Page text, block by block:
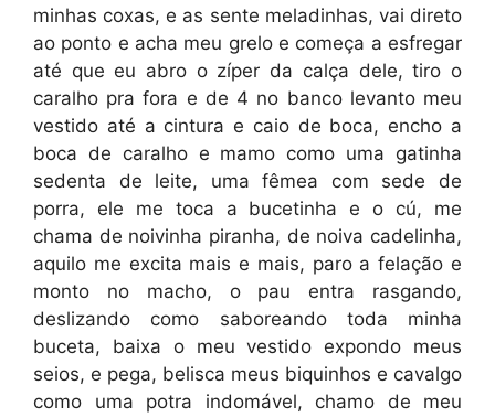
minhas coxas, e as sente meladinhas, vai direto
ao ponto e acha meu grelo e começa a esfregar
até que eu abro o zíper da calça dele, tiro o
caralho pra fora e de 4 no banco levanto meu
vestido até a cintura e caio de boca, encho a
boca de caralho e mamo como uma gatinha
sedenta de leite, uma fêmea com sede de
porra, ele me toca a bucetinha e o cú, me
chama de noivinha piranha, de noiva cadelinha,
aquilo me excita mais e mais, paro a felação e
monto no macho, o pau entra rasgando,
deslizando como saboreando toda minha
buceta, baixa o meu vestido expondo meus
seios, e pega, belisca meus biquinhos e cavalgo
como uma potra indomável, chamo de meu